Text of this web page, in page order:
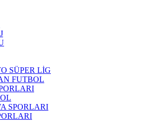
SÜPER LİG
FUTBOL
SPORLARI